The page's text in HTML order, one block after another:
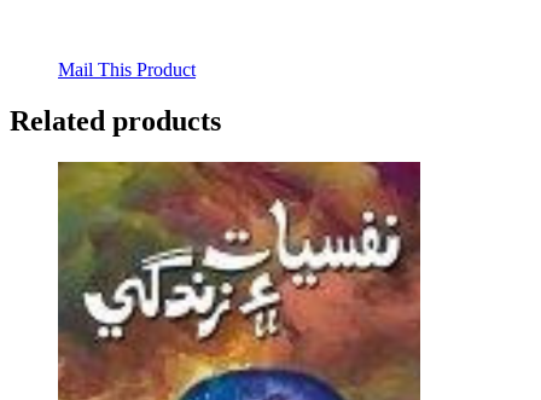
Mail This Product
Related products